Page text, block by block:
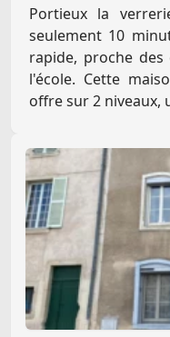
Portieux la
seulement 10
rapide, proche
l'école. Cette
offre sur 2 niveaux,